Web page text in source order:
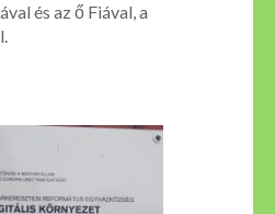
és az ő Fiával, a